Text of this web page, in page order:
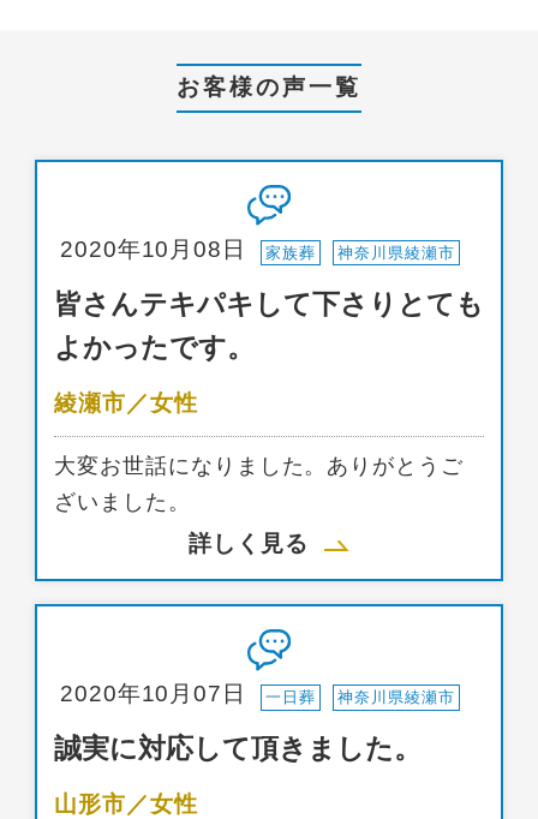
お客様の声一覧
2020年10月08日 家族葬 神奈川県綾瀬市
皆さんテキパキして下さりとても
よかったです。
綾瀬市／女性
大変お世話になりました。ありがとうご
ざいました。
詳しく見る
2020年10月07日 一日葬 神奈川県綾瀬市
誠実に対応して頂きました。
山形市／女性